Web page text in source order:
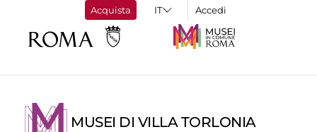
Acquista Accedi
MUSEI DI VILLA TORLONIA